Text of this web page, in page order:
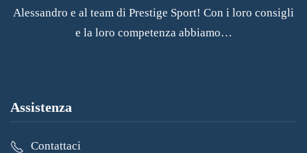
Alessandro e al team di Prestige Sport! Con i loro consigli
e la loro competenza abbiamo…
Assistenza
Contattaci